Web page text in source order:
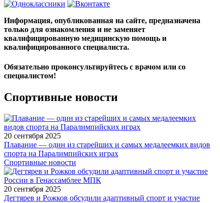
Информация, опубликованная на сайте, предназначена
только для ознакомления и не заменяет
квалифицированную медицинскую помощь и
квалифицированного специалиста.
Обязательно проконсультируйтесь с врачом или со
специалистом!
Спортивные новости
20 сентября 2025
Плавание — один из старейших и самых медалеемких видов
спорта на Паралимпийских играх
Спортивные новости
20 сентября 2025
Дегтярев и Рожков обсудили адаптивный спорт и участие